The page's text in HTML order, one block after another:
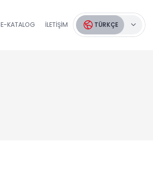
E-KATALOG İLETIŞIM TÜRKÇE